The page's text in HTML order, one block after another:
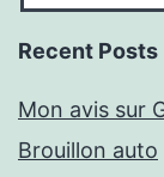
Recent Posts
Mon avis sur
Brouillon auto